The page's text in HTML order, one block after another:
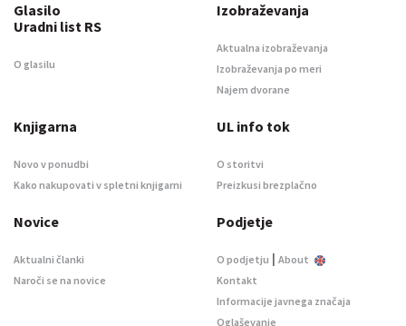
Glasilo
Uradni list RS
O glasilu
Izobraževanja
Aktualna izobraževanja
Izobraževanja po meri
Najem dvorane
Knjigarna
Novo v ponudbi
Kako nakupovati v spletni knjigarni
UL info tok
O storitvi
Preizkusi brezplačno
Novice
Aktualni članki
Naroči se na novice
Podjetje
O podjetju
About
Kontakt
Informacije javnega značaja
Oglaševanje